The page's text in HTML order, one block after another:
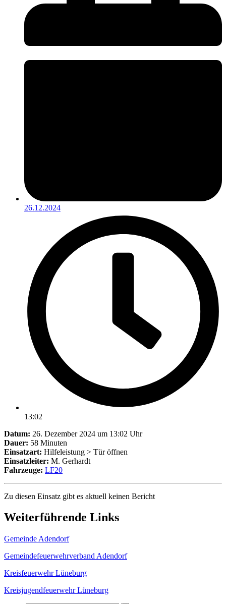
26.12.2024
13:02
Datum: 26. Dezember 2024 um 13:02 Uhr
Dauer: 58 Minuten
Einsatzart: Hilfeleistung > Tür öffnen
Einsatzleiter: M. Gerhardt
Fahrzeuge: LF20
Zu diesen Einsatz gibt es aktuell keinen Bericht
Weiterführende Links
Gemeinde Adendorf
Gemeindefeuerwehrverband Adendorf
Kreisfeuerwehr Lüneburg
Kreisjugendfeuerwehr Lüneburg